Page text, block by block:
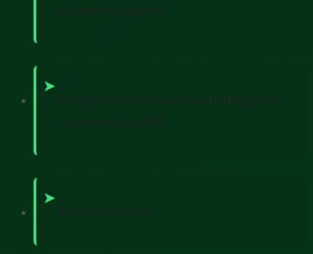
là Leading Span A)
Đường dẫn B Senkou Span B (tiếng Anh
là Leading Span B)
Đám mây Kumo